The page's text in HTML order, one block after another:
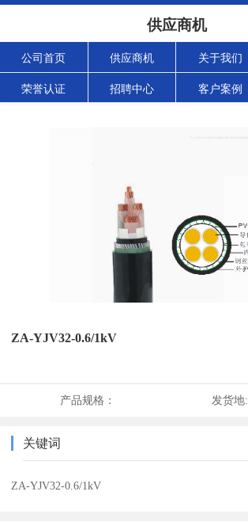
供应商机
公司首页 供应商机 关于我们
荣誉认证 招聘中心 客户案例
ZA-YJV32-0.6/1kV
产品规格： 发货地:
关键词
ZA-YJV32-0.6/1kV